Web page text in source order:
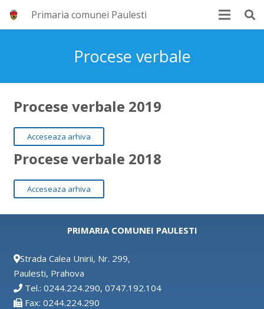
Primaria comunei Paulesti
Procese verbale
Procese verbale 2019
Acceseaza arhiva
Procese verbale 2018
Acceseaza arhiva
PRIMARIA COMUNEI PAULESTI
Strada Calea Unirii, Nr. 299,
Paulesti, Prahova
Tel.: 0244.224.290, 0747.192.104
Fax: 0244.224.290